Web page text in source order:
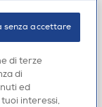
di terze
di
ed
interessi,
senza accettare